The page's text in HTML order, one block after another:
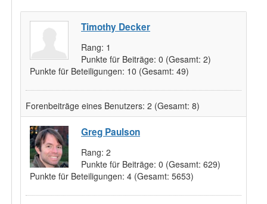
Timothy Decker
Rang: 1
Punkte für Beiträge: 0 (Gesamt: 2)
Punkte für Beteiligungen: 10 (Gesamt: 49)
Forenbeiträge eines Benutzers: 2 (Gesamt: 8)
Greg Paulson
Rang: 2
Punkte für Beiträge: 0 (Gesamt: 629)
Punkte für Beteiligungen: 4 (Gesamt: 5653)